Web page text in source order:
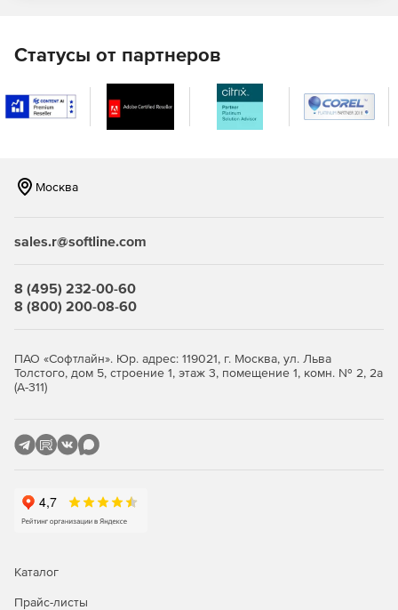
UPCE.
Interleaved2of5.
Code11.
EAN14(SCC14).
ITF14.
PZN.
Статусы от партнеров
Москва
sales.r@softline.com
8 (495) 232-00-60
8 (800) 200-08-60
ПАО «Софтлайн». Юр. адрес: 119021, г. Москва, ул. Льва
Толстого, дом 5, строение 1, этаж 3, помещение 1, комн. № 2, 2а
(А-311)
Каталог
Прайс-листы